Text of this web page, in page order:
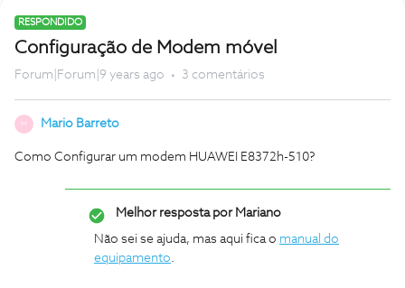
RESPONDIDO
Configuração de Modem móvel
Forum|Forum|9 years ago 3 comentários
M Mario Barreto
Como Configurar um modem HUAWEI E8372h-510?
Melhor resposta porMariano
Não sei se ajuda, mas aqui fica o manual do
equipamento.